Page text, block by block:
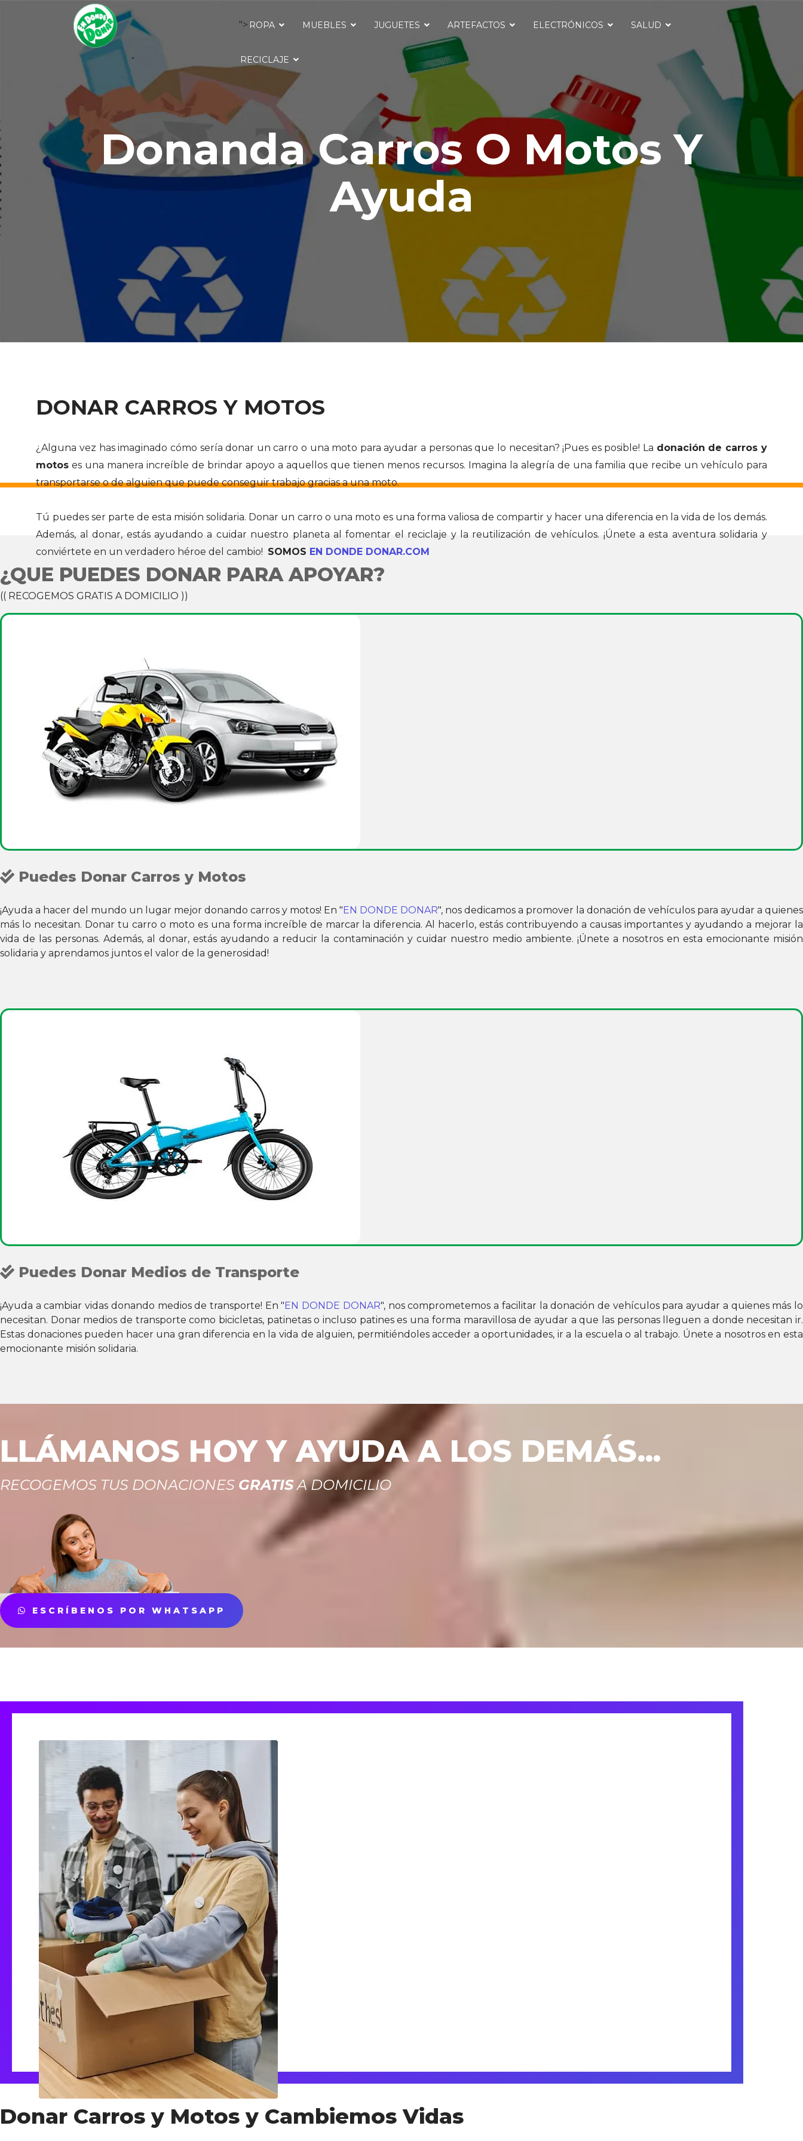
"> ROPA MUEBLES JUGUETES ARTEFACTOS ELECTRÓNICOS SALUD
RECICLAJE
Donanda Carros O Motos Y
Ayuda
DONAR CARROS Y MOTOS
¿Alguna vez has imaginado cómo sería donar un carro o una moto para ayudar a personas que lo necesitan? ¡Pues es posible! La donación de carros y
motos es una manera increíble de brindar apoyo a aquellos que tienen menos recursos. Imagina la alegría de una familia que recibe un vehículo para
transportarse o de alguien que puede conseguir trabajo gracias a una moto.
Tú puedes ser parte de esta misión solidaria. Donar un carro o una moto es una forma valiosa de compartir y hacer una diferencia en la vida de los demás.
Además, al donar, estás ayudando a cuidar nuestro planeta al fomentar el reciclaje y la reutilización de vehículos. ¡Únete a esta aventura solidaria y
conviértete en un verdadero héroe del cambio! SOMOS EN DONDE DONAR.COM
¿QUE PUEDES DONAR PARA APOYAR?
(( RECOGEMOS GRATIS A DOMICILIO ))
Puedes Donar Carros y Motos
¡Ayuda a hacer del mundo un lugar mejor donando carros y motos! En "EN DONDE DONAR", nos dedicamos a promover la donación de vehículos para ayudar a quienes
más lo necesitan. Donar tu carro o moto es una forma increíble de marcar la diferencia. Al hacerlo, estás contribuyendo a causas importantes y ayudando a mejorar la
vida de las personas. Además, al donar, estás ayudando a reducir la contaminación y cuidar nuestro medio ambiente. ¡Únete a nosotros en esta emocionante misión
solidaria y aprendamos juntos el valor de la generosidad!
Puedes Donar Medios de Transporte
¡Ayuda a cambiar vidas donando medios de transporte! En "EN DONDE DONAR", nos comprometemos a facilitar la donación de vehículos para ayudar a quienes más lo
necesitan. Donar medios de transporte como bicicletas, patinetas o incluso patines es una forma maravillosa de ayudar a que las personas lleguen a donde necesitan ir.
Estas donaciones pueden hacer una gran diferencia en la vida de alguien, permitiéndoles acceder a oportunidades, ir a la escuela o al trabajo. Únete a nosotros en esta
emocionante misión solidaria.
LLÁMANOS HOY Y AYUDA A LOS DEMÁS...
RECOGEMOS TUS DONACIONES GRATISA DOMICILIO
ESCRÍBENOS POR WHATSAPP
Donar Carros y Motos y Cambiemos Vidas